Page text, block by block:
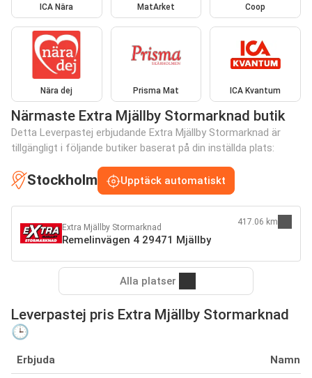
ICA Nära MatArket Coop
Nära dej Prisma Mat ICA Kvantum
Närmaste Extra Mjällby Stormarknad butik
Detta Leverpastej erbjudande Extra Mjällby Stormarknad är
tillgängligt i följande butiker baserat på din inställda plats:
Stockholm Upptäck automatiskt
Extra Mjällby Stormarknad
Remelinvägen 4 29471 Mjällby
417.06 km
Alla platser
Leverpastej pris Extra Mjällby Stormarknad
🕒
Erbjuda Namn